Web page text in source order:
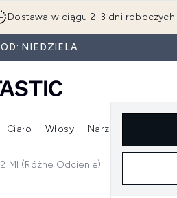
głównej treści
Dostawa w ciągu 2-3 dni roboczych
NIEDZIELA
podmenu (Pielęgnacja twarzy)
Wejdź do podmenu (Nowości)Wejdź do podmenu (Makijaż)
Ciało Włosy Narzędzia
Ml (różne Odcienie)